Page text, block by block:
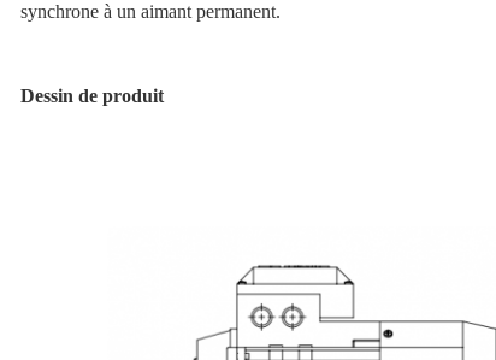
synchrone à un aimant permanent.
Dessin de produit